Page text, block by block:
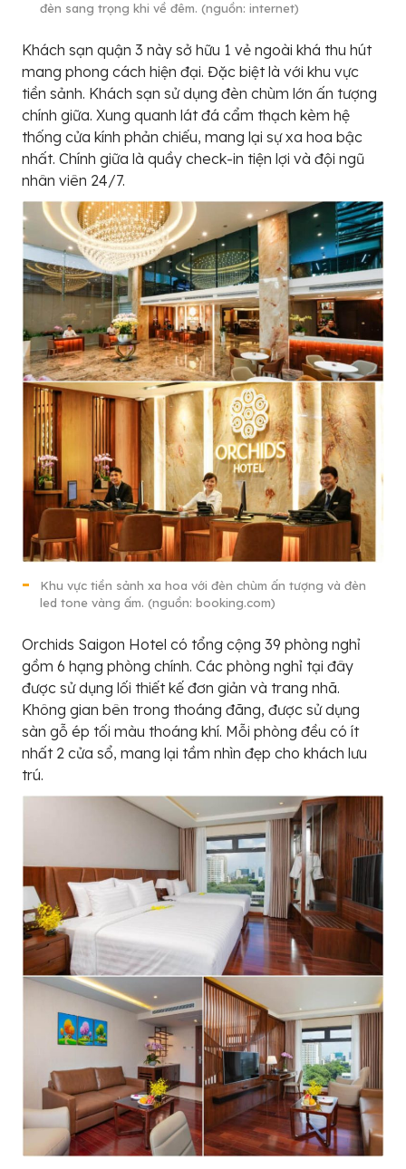
đèn sang trọng khi về đêm. (nguồn: internet)
Khách sạn quận 3 này sở hữu 1 vẻ ngoài khá thu hút
mang phong cách hiện đại. Đặc biệt là với khu vực
tiền sảnh. Khách sạn sử dụng đèn chùm lớn ấn tượng
chính giữa. Xung quanh lát đá cẩm thạch kèm hệ
thống cửa kính phản chiếu, mang lại sự xa hoa bậc
nhất. Chính giữa là quầy check-in tiện lợi và đội ngũ
nhân viên 24/7.
Khu vực tiền sảnh xa hoa với đèn chùm ấn tượng và đèn
led tone vàng ấm. (nguồn: booking.com)
Orchids Saigon Hotel có tổng cộng 39 phòng nghỉ
gồm 6 hạng phòng chính. Các phòng nghỉ tại đây
được sử dụng lối thiết kế đơn giản và trang nhã.
Không gian bên trong thoáng đãng, được sử dụng
sàn gỗ ép tối màu thoáng khí. Mỗi phòng đều có ít
nhất 2 cửa sổ, mang lại tầm nhìn đẹp cho khách lưu
trú.